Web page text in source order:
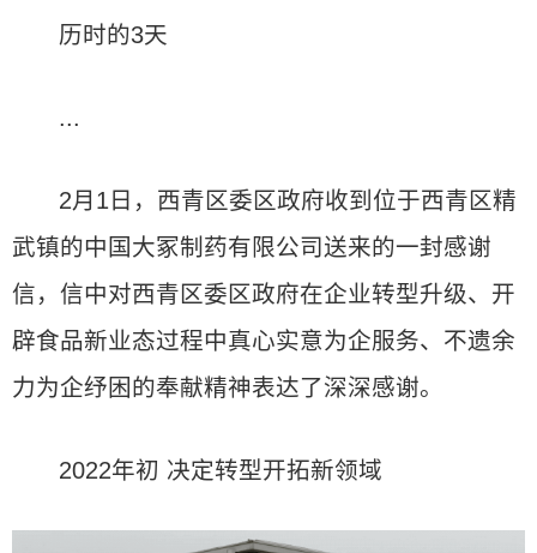
历时的3天
...
2月1日，西青区委区政府收到位于西青区精
武镇的中国大冢制药有限公司送来的一封感谢
信，信中对西青区委区政府在企业转型升级、开
辟食品新业态过程中真心实意为企服务、不遗余
力为企纾困的奉献精神表达了深深感谢。
2022年初 决定转型开拓新领域